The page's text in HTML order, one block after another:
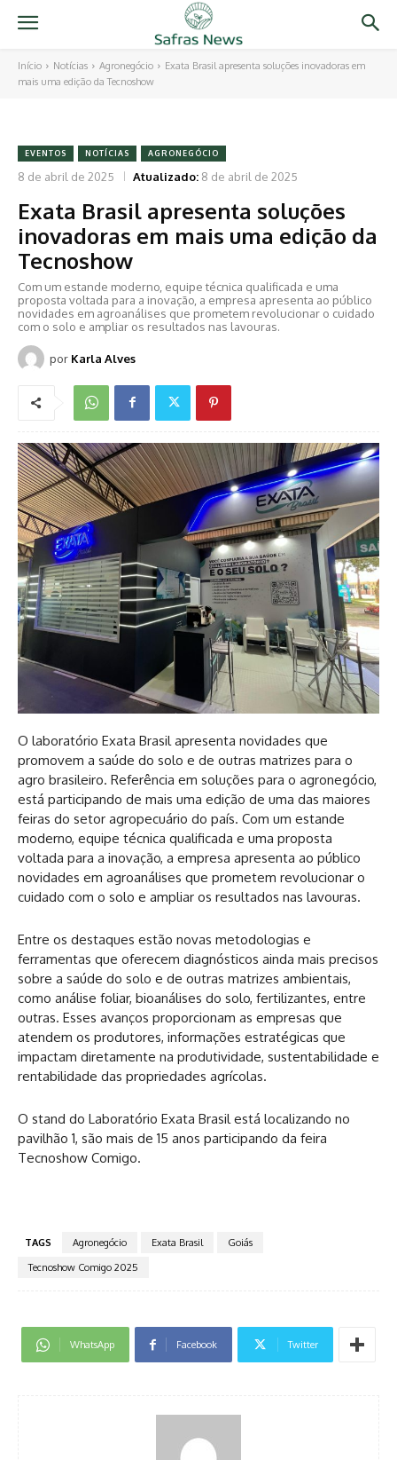
Início Notícias Agronegócio
Exata Brasil apresenta soluções inovadoras em
mais uma edição da Tecnoshow
EVENTOS NOTÍCIAS AGRONEGÓCIO
8 de abril de 2025 Atualizado: 8 de abril de 2025
Exata Brasil apresenta soluções
inovadoras em mais uma edição da
Tecnoshow
Com um estande moderno, equipe técnica qualificada e uma
proposta voltada para a inovação, a empresa apresenta ao público
novidades em agroanálises que prometem revolucionar o cuidado
com o solo e ampliar os resultados nas lavouras.
por Karla Alves
O laboratório Exata Brasil apresenta novidades que
promovem a saúde do solo e de outras matrizes para o
agro brasileiro. Referência em soluções para o agronegócio,
está participando de mais uma edição de uma das maiores
feiras do setor agropecuário do país. Com um estande
moderno, equipe técnica qualificada e uma proposta
voltada para a inovação, a empresa apresenta ao público
novidades em agroanálises que prometem revolucionar o
cuidado com o solo e ampliar os resultados nas lavouras.
Entre os destaques estão novas metodologias e
ferramentas que oferecem diagnósticos ainda mais precisos
sobre a saúde do solo e de outras matrizes ambientais,
como análise foliar, bioanálises do solo, fertilizantes, entre
outras. Esses avanços proporcionam as empresas que
atendem os produtores, informações estratégicas que
impactam diretamente na produtividade, sustentabilidade e
rentabilidade das propriedades agrícolas.
O stand do Laboratório Exata Brasil está localizando no
pavilhão 1, são mais de 15 anos participando da feira
Tecnoshow Comigo.
TAGS Agronegócio Exata Brasil
Goiás
Tecnoshow Comigo 2025
WhatsApp Facebook Twitter